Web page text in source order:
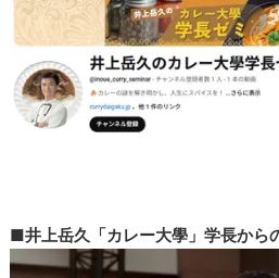
■井上岳久「カレー大學」学長から